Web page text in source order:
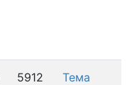
5912
Тема